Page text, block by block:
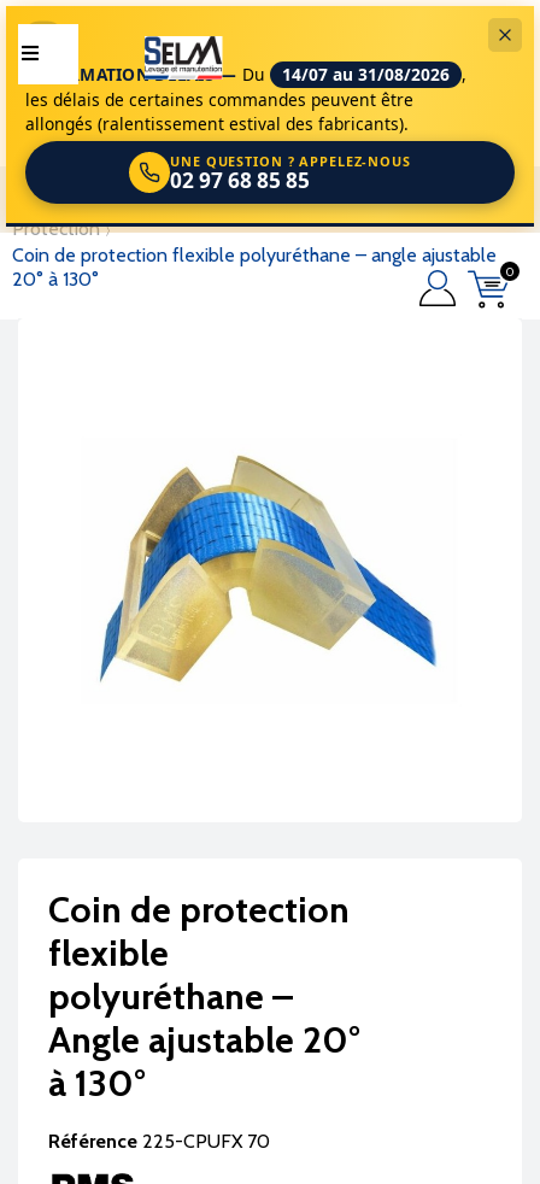
INFORMATION DÉLAIS — Du 14/07 au 31/08/2026 ,
les délais de certaines commandes peuvent être
allongés (ralentissement estival des fabricants).
UNE QUESTION ? APPELEZ-NOUS
02 97 68 85 85
0
selm accessoires de levage
élingues de levage
protection
coin de protection flexible polyuréthane – angle ajustable
20° à 130°
Coin de protection
flexible
polyuréthane –
Angle ajustable 20°
à 130°
Référence 225-CPUFX 70